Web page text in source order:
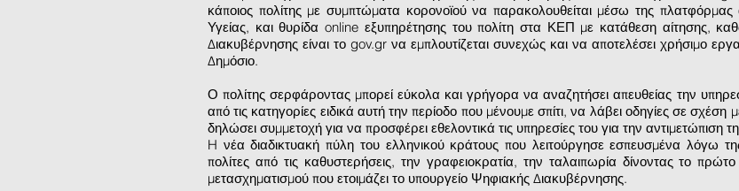
κάποιος πολίτης με συμπτώματα κορονοϊού να παρακολουθείται μέσω της πλατφόρμας
Υγείας, και θυρίδα online εξυπηρέτησης του πολίτη στα ΚΕΠ με κατάθεση αίτησης,
Διακυβέρνησης είναι το gov.gr να εμπλουτίζεται συνεχώς και να αποτελέσει χρήσιμο
Δημόσιο.
Ο πολίτης σερφάροντας μπορεί εύκολα και γρήγορα να αναζητήσει απευθείας την
από τις κατηγορίες ειδικά αυτή την περίοδο που μένουμε σπίτι, να λάβει οδηγίες σε
δηλώσει συμμετοχή για να προσφέρει εθελοντικά τις υπηρεσίες του για την αντιμετώπιση
H νέα διαδικτυακή πύλη του ελληνικού κράτους που λειτούργησε εσπευσμένα λόγω
πολίτες από τις καθυστερήσεις, την γραφειοκρατία, την ταλαιπωρία δίνοντας το
μετασχηματισμού που ετοιμάζει το υπουργείο Ψηφιακής Διακυβέρνησης.